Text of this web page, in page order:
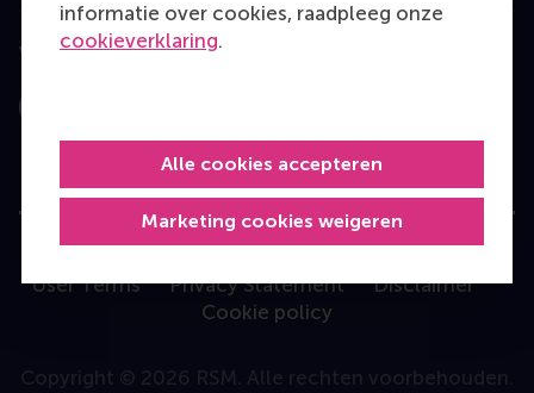
informatie over cookies, raadpleeg onze
cookieverklaring.
Marketing cookies weigeren
Alle cookies accepteren
Volg ons
User Terms Privacy Statement
Disclaimer
Cookie policy